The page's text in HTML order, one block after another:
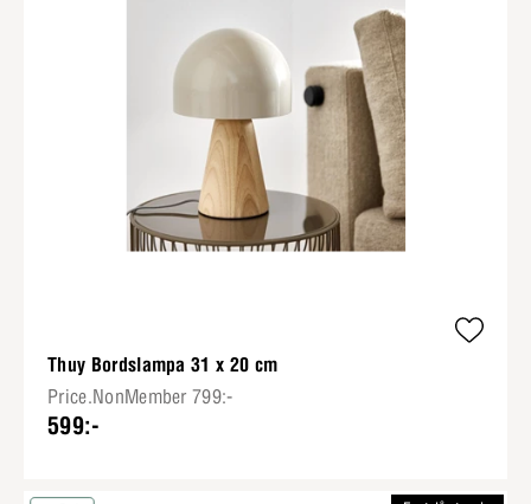
Thuy Bordslampa 31 x 20 cm
Price.NonMember 799:-
599:-